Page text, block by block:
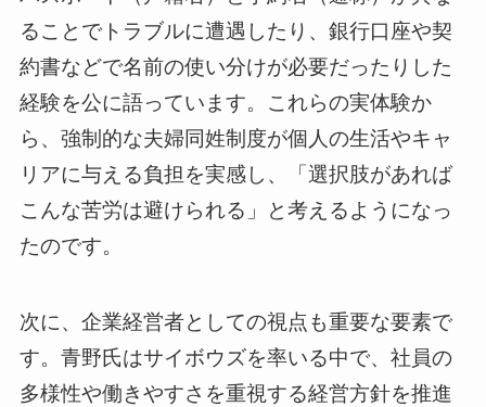
ることでトラブルに遭遇したり、銀行口座や契
約書などで名前の使い分けが必要だったりした
経験を公に語っています。これらの実体験か
ら、強制的な夫婦同姓制度が個人の生活やキャ
リアに与える負担を実感し、「選択肢があれば
こんな苦労は避けられる」と考えるようになっ
たのです。
次に、企業経営者としての視点も重要な要素で
す。青野氏はサイボウズを率いる中で、社員の
多様性や働きやすさを重視する経営方針を推進